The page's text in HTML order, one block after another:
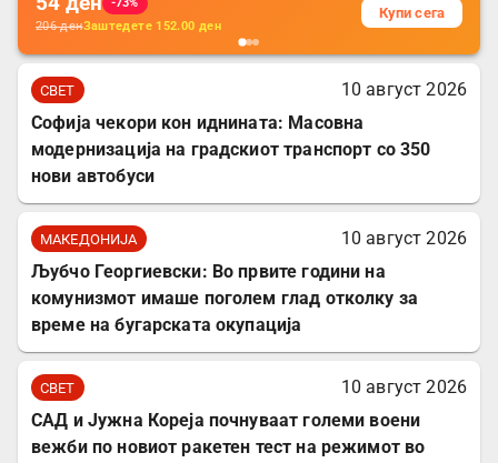
206денЗаштедете 152.00 ден
Купи сега
СВЕТ
10 август 2026
Софија чекори кон иднината: Масовна
модернизација на градскиот транспорт со 350
нови автобуси
МАКЕДОНИЈА
10 август 2026
Љубчо Георгиевски: Во првите години на
комунизмот имаше поголем глад отколку за
време на бугарската окупација
СВЕТ
10 август 2026
САД и Јужна Кореја почнуваат големи воени
вежби по новиот ракетен тест на режимот во